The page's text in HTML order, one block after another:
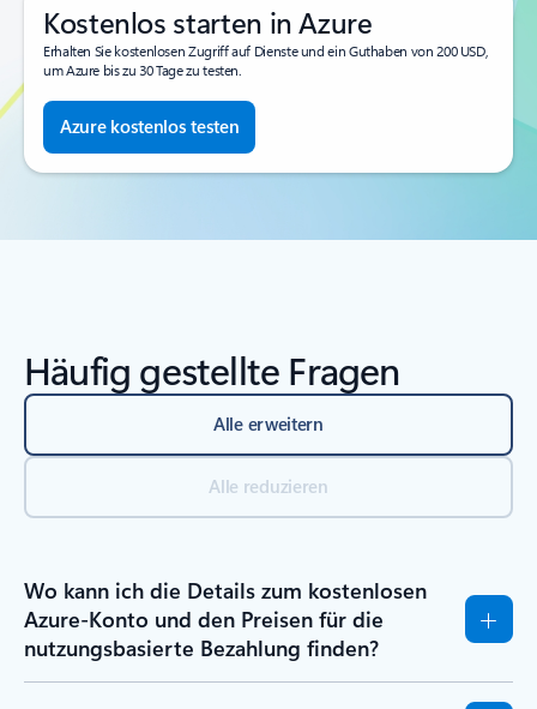
Kostenlos starten in Azure
Erhalten Sie kostenlosen Zugriff auf Dienste und ein Guthaben von 200 USD,
um Azure bis zu 30 Tage zu testen.
Azure kostenlos testen
Häufig gestellte Fragen
Alle erweitern
Alle reduzieren
Wo kann ich die Details zum kostenlosen
Azure-Konto und den Preisen für die
nutzungsbasierte Bezahlung finden?